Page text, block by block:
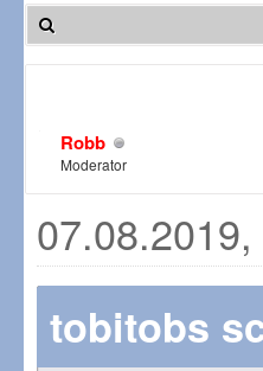
Robb
Moderator
tobitobs